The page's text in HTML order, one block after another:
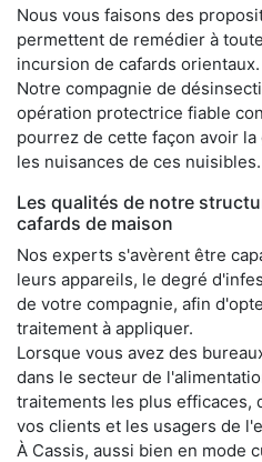
Nous vous faisons des
permettent de remédier à
incursion de cafards orientaux.
Notre compagnie de
opération protectrice fiable
pourrez de cette façon avoir
les nuisances de ces nuisibles.
Les qualités de notre
cafards de maison
Nos experts s'avèrent être
leurs appareils, le degré
de votre compagnie, afin
traitement à appliquer.
Lorsque vous avez des
dans le secteur de
traitements les plus efficaces,
vos clients et les usagers de
À Cassis, aussi bien en mode